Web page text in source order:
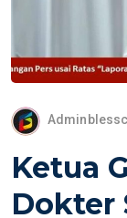
Ketua
Dokter